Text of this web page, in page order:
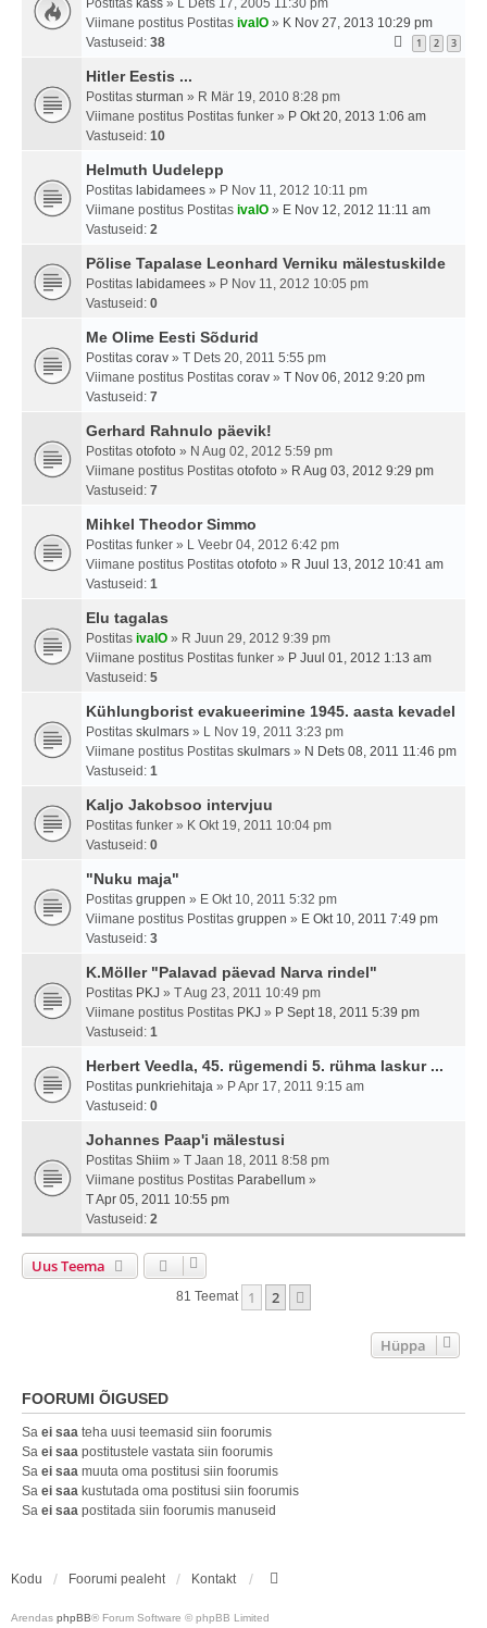
Postitas kass » L Dets 17, 2005 11:30 pm
Viimane postitus Postitas ivalO » K Nov 27, 2013 10:29 pm
Vastuseid: 38 1 2 3
Hitler Eestis ...
Postitas sturman » R Mär 19, 2010 8:28 pm
Viimane postitus Postitas funker » P Okt 20, 2013 1:06 am
Vastuseid: 10
Helmuth Uudelepp
Postitas labidamees » P Nov 11, 2012 10:11 pm
Viimane postitus Postitas ivalO » E Nov 12, 2012 11:11 am
Vastuseid: 2
Põlise Tapalase Leonhard Verniku mälestuskilde
Postitas labidamees » P Nov 11, 2012 10:05 pm
Vastuseid: 0
Me Olime Eesti Sõdurid
Postitas corav » T Dets 20, 2011 5:55 pm
Viimane postitus Postitas corav » T Nov 06, 2012 9:20 pm
Vastuseid: 7
Gerhard Rahnulo päevik!
Postitas otofoto » N Aug 02, 2012 5:59 pm
Viimane postitus Postitas otofoto » R Aug 03, 2012 9:29 pm
Vastuseid: 7
Mihkel Theodor Simmo
Postitas funker » L Veebr 04, 2012 6:42 pm
Viimane postitus Postitas otofoto » R Juul 13, 2012 10:41 am
Vastuseid: 1
Elu tagalas
Postitas ivalO » R Juun 29, 2012 9:39 pm
Viimane postitus Postitas funker » P Juul 01, 2012 1:13 am
Vastuseid: 5
Kühlungborist evakueerimine 1945. aasta kevadel
Postitas skulmars » L Nov 19, 2011 3:23 pm
Viimane postitus Postitas skulmars » N Dets 08, 2011 11:46 pm
Vastuseid: 1
Kaljo Jakobsoo intervjuu
Postitas funker » K Okt 19, 2011 10:04 pm
Vastuseid: 0
"Nuku maja"
Postitas gruppen » E Okt 10, 2011 5:32 pm
Viimane postitus Postitas gruppen » E Okt 10, 2011 7:49 pm
Vastuseid: 3
K.Möller "Palavad päevad Narva rindel"
Postitas PKJ » T Aug 23, 2011 10:49 pm
Viimane postitus Postitas PKJ » P Sept 18, 2011 5:39 pm
Vastuseid: 1
Herbert Veedla, 45. rügemendi 5. rühma laskur ...
Postitas punkriehitaja » P Apr 17, 2011 9:15 am
Vastuseid: 0
Johannes Paap'i mälestusi
Postitas Shiim » T Jaan 18, 2011 8:58 pm
Viimane postitus Postitas Parabellum »
T Apr 05, 2011 10:55 pm
Vastuseid: 2
Uus Teema
81 Teemat 1 2
Hüppa
FOORUMI ÕIGUSED
Sa ei saa teha uusi teemasid siin foorumis
Sa ei saa postitustele vastata siin foorumis
Sa ei saa muuta oma postitusi siin foorumis
Sa ei saa kustutada oma postitusi siin foorumis
Sa ei saa postitada siin foorumis manuseid
Kodu Foorumi pealeht Kontakt
Arendas phpBB® Forum Software © phpBB Limited